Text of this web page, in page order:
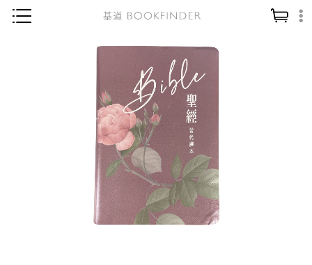
神學／教義
信仰入門
教會歷史
靈修／禱告
信徒生活
教會事工